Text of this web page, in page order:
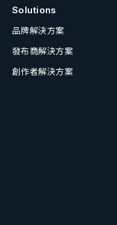
Solutions
品牌解決方案
發布商解決方案
創作者解決方案